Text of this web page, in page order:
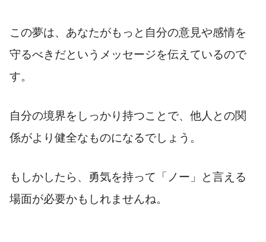
この夢は、あなたがもっと自分の意見や感情を
守るべきだというメッセージを伝えているので
す。
自分の境界をしっかり持つことで、他人との関
係がより健全なものになるでしょう。
もしかしたら、勇気を持って「ノー」と言える
場面が必要かもしれませんね。